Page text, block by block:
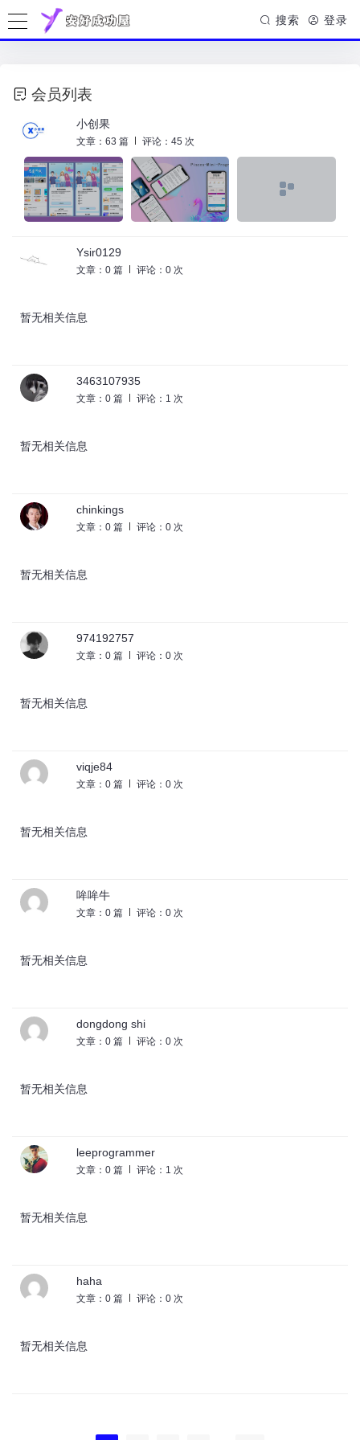
搜索 登录
会员列表
小创果
文章：63 篇 评论：45 次
Ysir0129
文章：0 篇 评论：0 次
暂无相关信息
3463107935
文章：0 篇 评论：1 次
暂无相关信息
chinkings
文章：0 篇 评论：0 次
暂无相关信息
974192757
文章：0 篇 评论：0 次
暂无相关信息
viqje84
文章：0 篇 评论：0 次
暂无相关信息
哞哞牛
文章：0 篇 评论：0 次
暂无相关信息
dongdong shi
文章：0 篇 评论：0 次
暂无相关信息
leeprogrammer
文章：0 篇 评论：1 次
暂无相关信息
haha
文章：0 篇 评论：0 次
暂无相关信息